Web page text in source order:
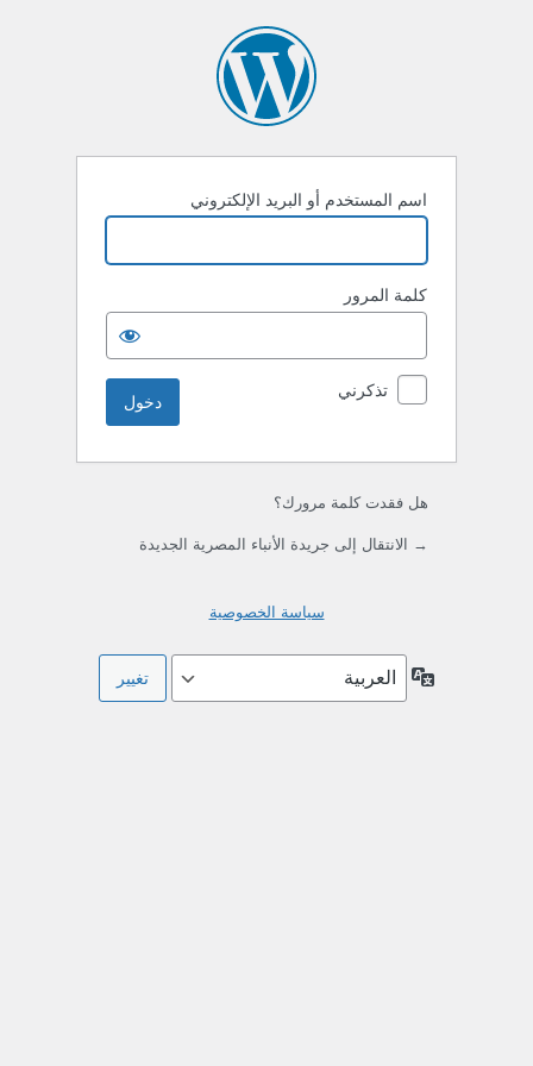
اسم المستخدم أو البريد الإلكتروني
كلمة المرور
تذكرني
هل فقدت كلمة مرورك؟
→ الانتقال إلى جريدة الأنباء المصرية الجديدة
سياسة الخصوصية
اللغة